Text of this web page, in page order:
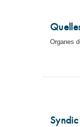
Organes